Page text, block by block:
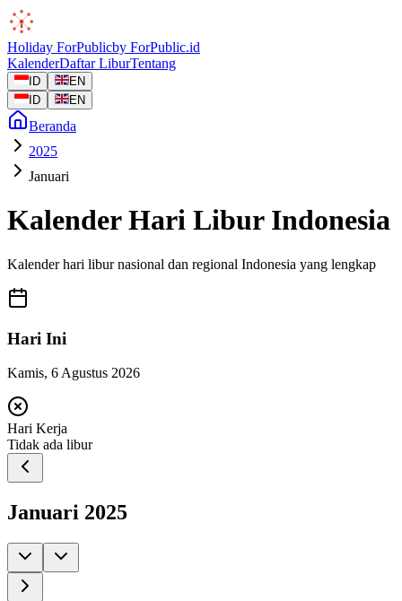
Holiday ForPublicby ForPublic.id
KalenderDaftar LiburTentang
ID
EN
ID
EN
Beranda
2025
Januari
Kalender Hari Libur Indonesia
Kalender hari libur nasional dan regional Indonesia yang lengkap
Hari Ini
Kamis, 6 Agustus 2026
Hari Kerja
Tidak ada libur
Januari 2025